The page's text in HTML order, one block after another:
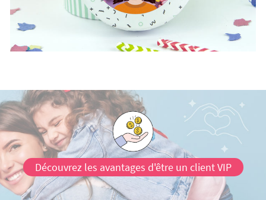
Découvrez les avantages d'être un client VIP